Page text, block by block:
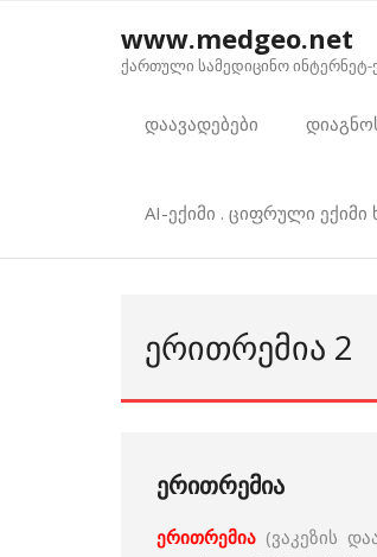
www.medgeo.net
ქართული სამედიცინო
დაავადებები
AI-ექიმი . ციფრული
ᲔᲠᲘᲗᲠᲔᲛᲘᲐ 2
ერითრემია
ერითრემია (ვაკეზის